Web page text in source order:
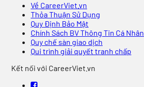
Về CareerViet.vn
Thỏa Thuận Sử Dụng
Quy Định Bảo Mật
Chính Sách BV Thông Tin Cá Nhân
Quy chế sàn giao dịch
Qui trình giải quyết tranh chấp
Kết nối với CareerViet.vn